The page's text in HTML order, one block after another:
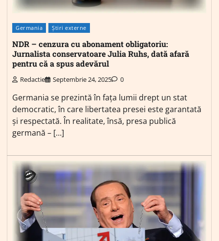
Germania Știri externe
NDR – cenzura cu abonament obligatoriu:
Jurnalista conservatoare Julia Ruhs, dată afară
pentru că a spus adevărul
Redactie Septembrie 24, 2025 0
Germania se prezintă în fața lumii drept un stat
democratic, în care libertatea presei este garantată
și respectată. În realitate, însă, presa publică
germană – […]